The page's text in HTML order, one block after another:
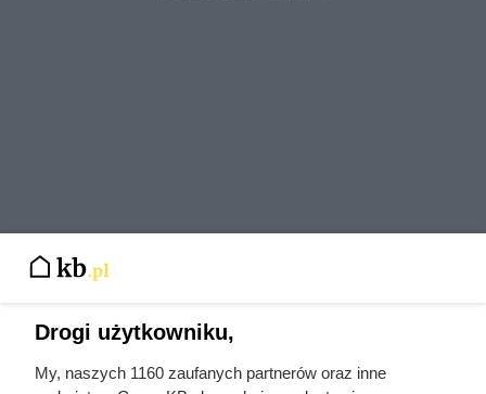
Certyfikat ekologiczny a klasa
Drogi użytkowniku,
My, naszych 1160 zaufanych partnerów oraz inne